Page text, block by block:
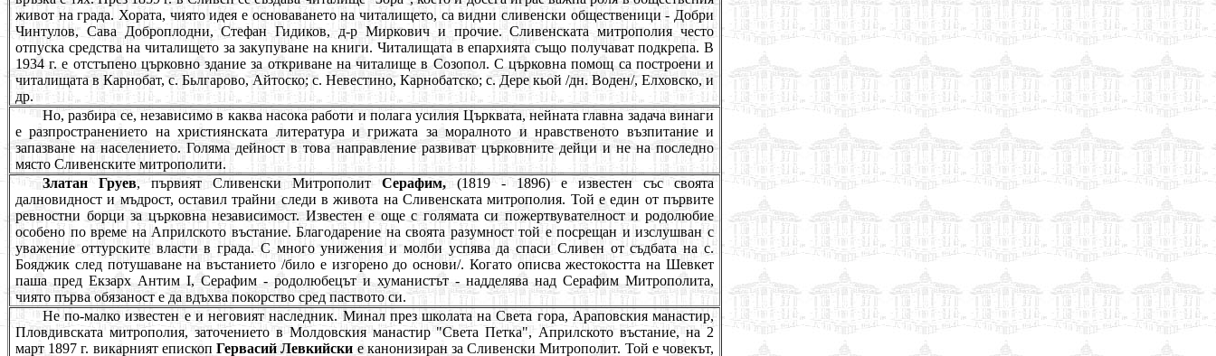
живот на града. Хората, чиято идея е основаването на читалището, са видни сливенски общественици - Добри
Чинтулов, Сава Доброплодни, Стефан Гидиков, д-р Миркович и прочие. Сливенската митрополия често
отпуска средства на читалището за закупуване на книги. Читалищата в епархията също получават подкрепа. В
1934 г. е отстъпено църковно здание за откриване на читалище в Созопол. С църковна помощ са построени и
читалищата в Карнобат, с. Бьлгарово, Айтоско; с. Невестино, Карнобатско; с. Дере кьой /дн. Воден/, Елховско, и
др.
Но, разбира се, независимо в каква насока работи и полага усилия Църквата, нейната главна задача винаги
е разпространението на християнската литература и грижата за моралното и нравственото възпитание и
запазване на населението. Голяма дейност в това направление развиват църковните дейци и не на последно
място Сливенските митрополити.
Златан Груев, първият Сливенски МитрополитСерафим, (1819 - 1896) е известен със своята
далновидност и мъдрост, оставил трайни следи в живота на Сливенската митрополия. Той е един от първите
ревностни борци за църковна независимост. Известен е още с голямата си пожертвувателност и родолюбие
особено по време на Априлското въстание. Благодарение на своята разумност той е посрещан и изслушван с
уважение оттурските власти в града. С много унижения и молби успява да спаси Сливен от съдбата на с.
Бояджик след потушаване на въстанието /било е изгорено до основи/. Когато описва жестокостта на Шевкет
паша пред Екзарх Антим I, Серафим - родолюбецът и хуманистът - надделява над Серафим Митрополита,
чиято първа обязаност е да вдъхва покорство сред паството си.
Не по-малко известен е и неговият наследник. Минал през школата на Света гора, Араповския манастир,
Пловдивската митрополия, заточението в Молдовския манастир "Света Петка", Априлското въстание, на 2
март 1897 г. викарният епископГервасий Левкийские канонизиран за Сливенски Митрополит. Той е човекът,